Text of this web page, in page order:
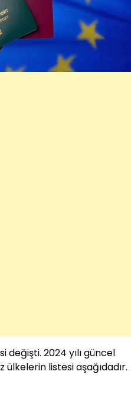
değişti. 2024 yılı güncel
listesi aşağıdadır.